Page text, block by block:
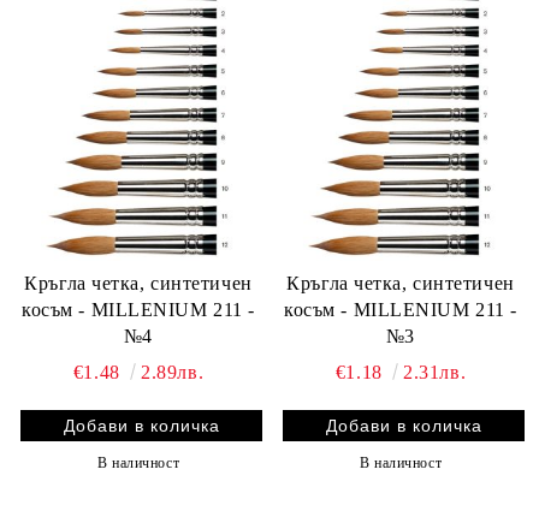
Кръгла четка, синтетичен
косъм - MILLENIUM 211 -
№4
€1.48
2.89лв.
В наличност
Кръгла четка, синтетичен
косъм - MILLENIUM 211 -
№3
€1.18
2.31лв.
В наличност